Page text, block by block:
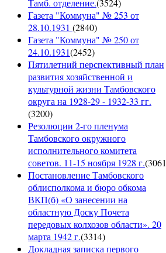
Тамб. отделение.(3524)
Газета "Коммуна" № 253 от
28.10.1931 (2840)
Газета "Коммуна" № 250 от
24.10.1931(2452)
Пятилетний перспективный план
развития хозяйственной и
культурной жизни Тамбовского
округа на 1928-29 - 1932-33 гг.
(3200)
Резолюции 2-го пленума
Тамбовского окружного
исполнительного комитета
советов. 11-15 ноября 1928 г.(3061
Постановление Тамбовского
облисполкома и бюро обкома
ВКП(б) «О занесении на
областную Доску Почета
передовых колхозов области». 20
марта 1942 г.(3314)
Докладная записка первого